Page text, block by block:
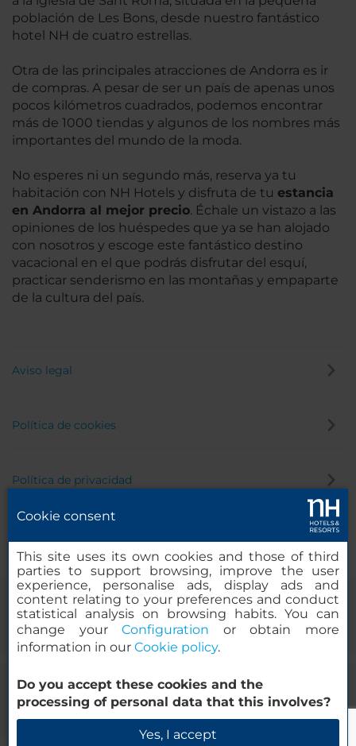
población de Les Bons, desde nuestro fantástico
hotel NH de cuatro estrellas.
Otra de las principales atracciones de Andorra es ir
de compras. A pesar de ser un país de apenas unos
pocos kilómetros cuadrados, podemos encontrar
más de 1000 tiendas y algunos de los nombres más
importantes del mundo de la moda.
No esperes ni un segundo más, reserva ya tu
habitación con NH Hotels y disfruta de tu estancia
en Andorra al mejor precio. Échale un vistazo a las
opiniones de los huéspedes que ya se han alojado
con nosotros y escoge este fantástico destino
vacacional en el que podrás disfrutar del esquí,
practicar senderismo en las montañas y empaparte
de la cultura del país.
Aviso legal
Política de cookies
Política de privacidad
© 2000-2026 MINOR HOTELS EUROPE & AMERICAS Santa Engracia,
120. 28003 Madrid, España
Cookie consent
This site uses its own cookies and those of third
parties to support browsing, improve the user
experience, personalise ads, display ads and
content relating to your preferences and conduct
statistical analysis on browsing habits. You can
change yourConfiguration or obtain more
information in our Cookie policy.
Do you accept these cookies and the
processing of personal data that this involves?
Yes, I accept